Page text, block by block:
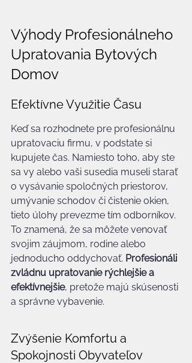
Výhody Profesionálneho
Upratovania Bytových
Domov
Efektívne Využitie Času
Keď sa rozhodnete pre profesionálnu
upratovaciu firmu, v podstate si
kupujete čas. Namiesto toho, aby ste
sa vy alebo vaši susedia museli starať
o vysávanie spoločných priestorov,
umývanie schodov či čistenie okien,
tieto úlohy prevezme tím odborníkov.
To znamená, že sa môžete venovať
svojim záujmom, rodine alebo
jednoducho oddychovať. Profesionáli
zvládnu upratovanie rýchlejšie a
efektívnejšie, pretože majú skúsenosti
a správne vybavenie.
Zvýšenie Komfortu a
Spokojnosti Obyvateľov